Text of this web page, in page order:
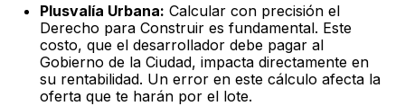
Plusvalía Urbana: Calcular con precisión el
Derecho para Construir es fundamental. Este
costo, que el desarrollador debe pagar al
Gobierno de la Ciudad, impacta directamente en
su rentabilidad. Un error en este cálculo afecta la
oferta que te harán por el lote.